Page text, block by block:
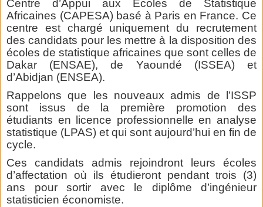
Centre d’Appui aux Ecoles de Statistique
Africaines (CAPESA) basé à Paris en France. Ce
centre est chargé uniquement du recrutement
des candidats pour les mettre à la disposition des
écoles de statistique africaines que sont celles de
Dakar (ENSAE), de Yaoundé (ISSEA) et
d’Abidjan (ENSEA).
Rappelons que les nouveaux admis de l’ISSP
sont issus de la première promotion des
étudiants en licence professionnelle en analyse
statistique (LPAS) et qui sont aujourd’hui en fin de
cycle.
Ces candidats admis rejoindront leurs écoles
d’affectation où ils étudieront pendant trois (3)
ans pour sortir avec le diplôme d’ingénieur
statisticien économiste.